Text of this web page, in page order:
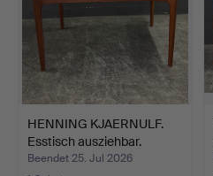
HENNING KJAERNULF.
Esstisch ausziehbar.
Beendet 25. Jul 2026